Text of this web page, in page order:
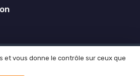
Politique de confidentialité
Culture
et vous donne le contrôle sur ceux que